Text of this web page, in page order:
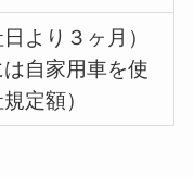
より３ヶ月）
自家用車を使
定額）